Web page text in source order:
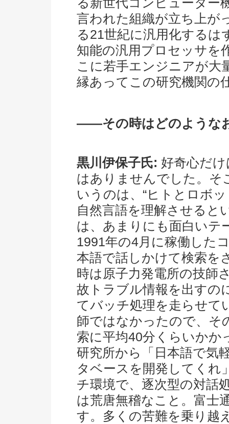
言われた組織が立ち上が
る21世紀に汎用化するは
知能の汎用プロセッサを
こに若手エンジニアが大
縁あってこの研究機関の
――その時はどのような
黒川伊保子氏: 好奇心だ
はありませんでした。そ
いうのは、“ヒトとロボ
自然言語を理解させると
は、あまりにも面白いテ
1991年の4月に稼働した
本語で話しかけて検索を
時は原子力発電所の技師
故トラブル情報を出すの
てバッチ処理を走らせて
師ではなかったので、そ
索に平均40分くらいかか
研究所から「日本語で気
タベースを開発してくれ
チ環境で、逐次型の対話
は荒唐無稽なこと。富士
す。多くの苦難を乗り越